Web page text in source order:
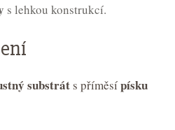
s lehkou konstrukcí.
substrát s příměsípísku